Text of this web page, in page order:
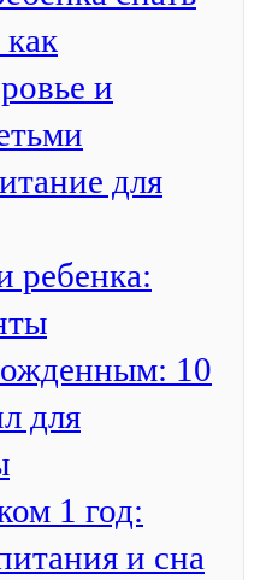
и
для
ребенка:
10
для
1 год:
и сна